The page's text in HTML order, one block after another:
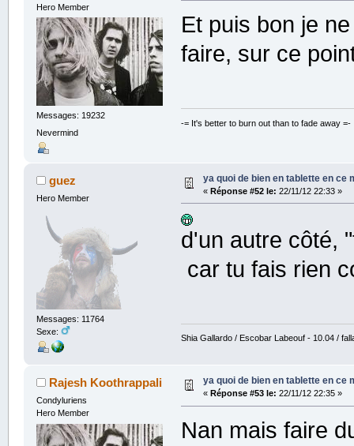
Hero Member
Messages: 19232
Nevermind
Et puis bon je
faire, sur ce
-= It's better to burn out than to fade away =-
guez
Hero Member
Messages: 11764
Sexe:
ya quoi de bien en tablette en ce
« Réponse #52 le: 22/11/12 22:33 »
d'un autre côté,
car tu fais rien
Shia Gallardo / Escobar Labeouf - 10.04 /
Rajesh Koothrappali
Condyluriens
Hero Member
ya quoi de bien en tablette en ce
« Réponse #53 le: 22/11/12 22:35 »
Nan mais faire